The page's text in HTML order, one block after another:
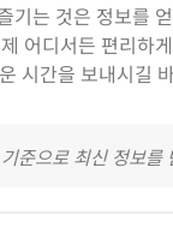
기는 것은 정보를
어디서든 편리하
시간을 보내시길
준으로 최신 정보를